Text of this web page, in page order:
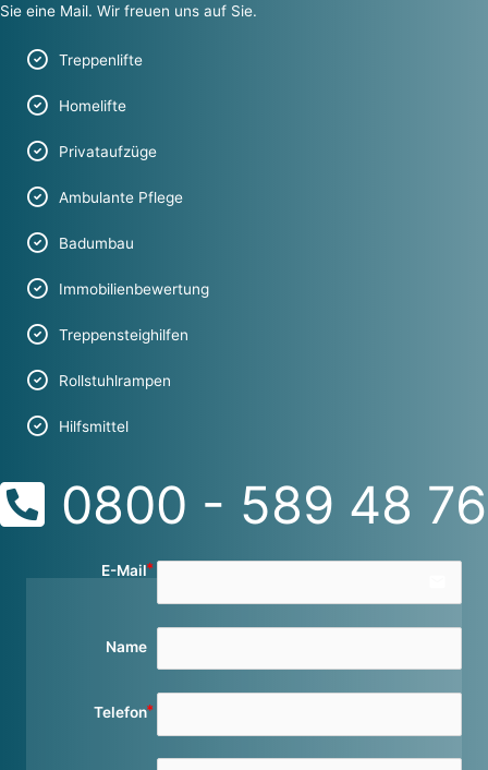
Sie eine Mail. Wir freuen uns auf Sie.
Treppenlifte
Homelifte
Privataufzüge
Ambulante Pflege
Badumbau
Immobilienbewertung
Treppensteighilfen
Rollstuhlrampen
Hilfsmittel
0800 - 589 48 76
E-Mail
Name
Telefon